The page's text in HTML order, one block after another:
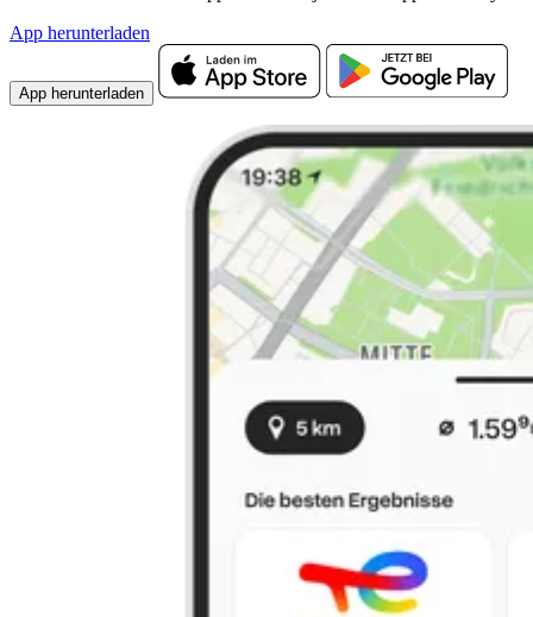
App herunterladen
App herunterladen